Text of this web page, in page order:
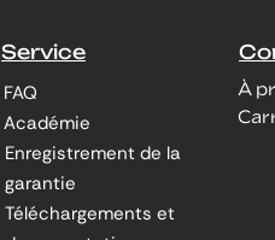
Service
FAQ
Académie
Enregistrement de la
garantie
Téléchargements et
À